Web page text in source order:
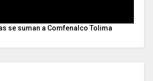
se suman a Comfenalco Tolima